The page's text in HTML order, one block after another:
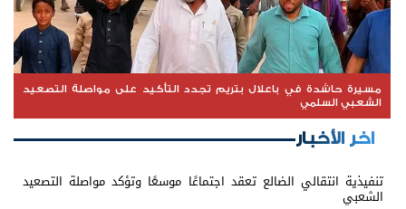
مسيرة حاشدة في باعلال بتريم تجدد التأكيد على مواصلة التصعيد
الشعبي السلمي
اخر الأخبار
تنفيذية انتقالي الضالع تعقد اجتماعًا موسعًا وتؤكد مواصلة التصعيد
الشعبي